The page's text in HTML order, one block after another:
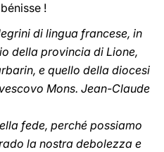
!
di lingua francese, in
della provincia di Lione,
e quello della diocesi
Mons. Jean-Claude
fede, perché possiamo
la nostra debolezza e